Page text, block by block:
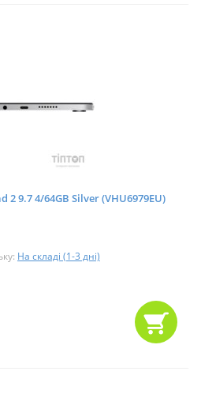
9.7 4/64GB Silver (VHU6979EU)
На складі (1-3 дні)